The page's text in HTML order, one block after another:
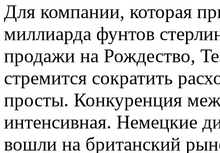
Для компании, которая
миллиарда фунтов
продажи на Рождество,
стремится сократить
просты. Конкуренция
интенсивная. Немецкие
вошли на британский